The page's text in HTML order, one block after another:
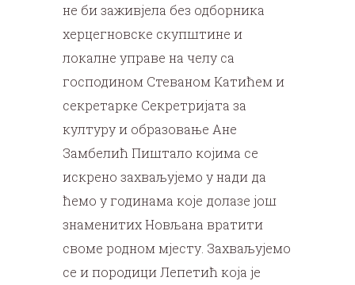
не би заживјела без одборника
херцегновске скупштине и
локалне управе на челу са
господином Стеваном Катићем и
секретарке Секретријата за
културу и образовање Ане
Замбелић Пиштало којима се
искрено захваљујемо у нади да
ћемо у годинама које долазе још
знаменитих Новљана вратити
своме родном мјесту. Захваљујемо
се и породици Лепетић која је